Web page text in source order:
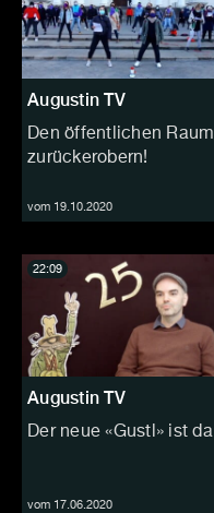
Augustin TV
Den öffentlichen Raum
zurückerobern!
vom 19.10.2020
Augustin TV
Der neue «Gustl» ist da
vom 17.06.2020
22:09